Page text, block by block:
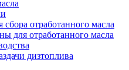
отработанного масла
для отработанного масла
дизтоплива